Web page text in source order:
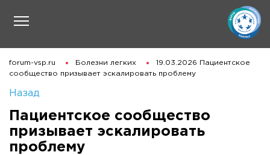
forum-vsp.ru Болезни легких
19.03.2026 Пациентское
сообщество призывает эскалировать проблему
Назад
Пациентское сообщество
призывает эскалировать
проблему